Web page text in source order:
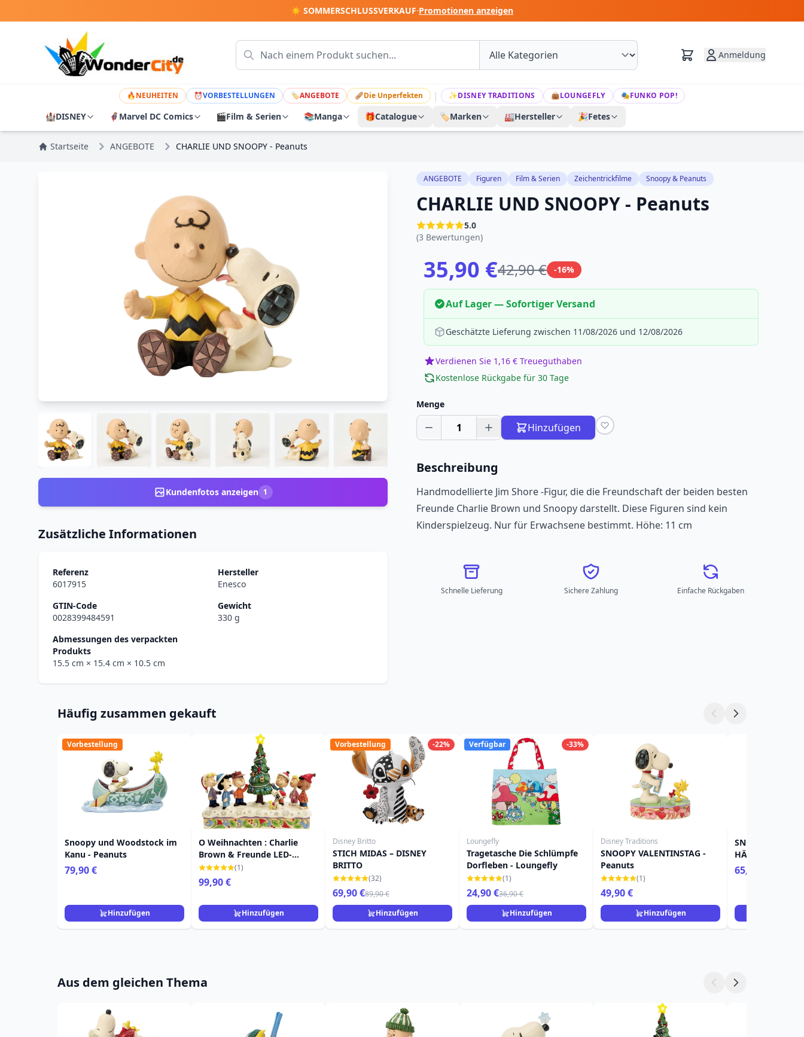
☀️ SOMMERSCHLUSSVERKAUF·Promotionen anzeigen
Anmeldung
🔥NEUHEITEN ⏰VORBESTELLUNGEN 🏷ANGEBOTE 🩹Die Unperfekten | ✨DISNEY TRADITIONS 👜LOUNGEFLY 🎭FUNKO POP!
🏰DISNEY 🦸 Marvel DC Comics 🎬Film & Serien 📚Manga 🎁Catalogue 🏷️Marken 🏭Hersteller 🎉Fetes
Startseite ANGEBOTE CHARLIE UND SNOOPY - Peanuts
Kundenfotos anzeigen 1
Zusätzliche Informationen
Referenz
6017915
Hersteller
Enesco
GTIN-Code
0028399484591
Gewicht
330 g
Abmessungen des verpackten
Produkts
15.5 cm × 15.4 cm × 10.5 cm
ANGEBOTE Figuren Film & Serien Zeichentrickfilme Snoopy & Peanuts
CHARLIE UND SNOOPY - Peanuts
5.0
(3 Bewertungen)
35,90 €42,90 € -16%
Auf Lager — Sofortiger Versand
Geschätzte Lieferung zwischen 11/08/2026 und 12/08/2026
Verdienen Sie 1,16 € Treueguthaben
Kostenlose Rückgabe für 30 Tage
Menge
1 Hinzufügen
Beschreibung
Handmodellierte Jim Shore -Figur, die die Freundschaft der beiden besten
Freunde Charlie Brown und Snoopy darstellt. Diese Figuren sind kein
Kinderspielzeug. Nur für Erwachsene bestimmt. Höhe: 11 cm
Schnelle Lieferung Sichere Zahlung Einfache Rückgaben
Häufig zusammen gekauft
Vorbestellung
Snoopy und Woodstock im
Kanu - Peanuts
79,90 €
Hinzufügen
O Weihnachten : Charlie
Brown & Freunde LED-
Musik- Weihnachten -
Peanuts
(1)
99,90 €
Hinzufügen
-22%
Vorbestellung
Disney Britto
STICH MIDAS – DISNEY
BRITTO
(32)
69,90 €89,90 €
Hinzufügen
-33%
Verfügbar
Loungefly
Tragetasche Die Schlümpfe
Dorfleben - Loungefly
(1)
24,90 €36,90 €
Hinzufügen
Disney Traditions
SNOOPY VALENTINSTAG -
Peanuts
(1)
49,90 €
Hinzufügen
SNOOPY &
HÄSSLICHER
PEANUTS
65,90 €
Aus dem gleichen Thema